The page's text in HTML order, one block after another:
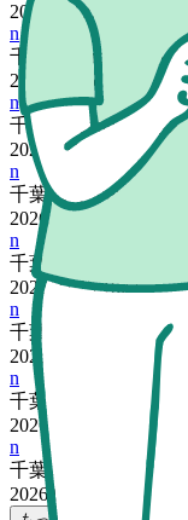
2026/02/25 18:59
n
千葉県
noupionさん
2026/02/25 18:58
n
千葉県
のnoupionさん
2026/02/25 18:57
n
千葉県 のnoupionさん
2026/02/25 18:56
n
千葉県
2026/02/25 18:55
n
千葉県
noupionさん
2026/02/25 18:54
n
千葉県
noupionさん
2026/02/25 18:52
n
千葉県
noupionさん
2026/02/25 18:43